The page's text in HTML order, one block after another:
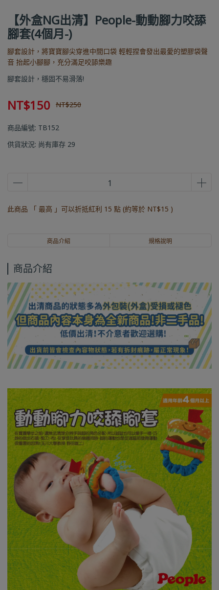
【外盒NG出清】People-動動腳力咬舔
腳套(4個月-)
腳套設計，將寶寶腳尖穿進中間口袋 輕輕捏會發出最愛的塑膠袋聲
音 抬起小腳腳，充分滿足咬舔樂趣
腳套設計，穩固不易滑落!
NT$150 NT$250
商品編號: TB152
供貨狀況: 尚有庫存 29
此商品 「 最高 」可以折抵紅利 15 點 (約等於 NT$15 )
商品介紹 規格說明
商品介紹